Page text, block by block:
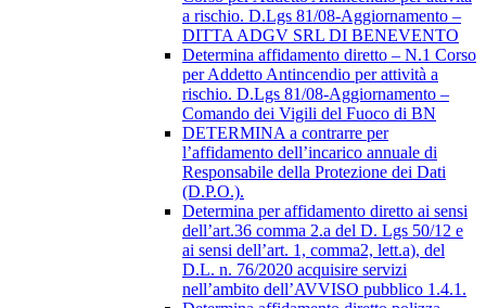
a rischio. D.Lgs 81/08-Aggiornamento –
DITTA ADGV SRL DI BENEVENTO
Determina affidamento diretto – N.1 Corso
per Addetto Antincendio per attività a
rischio. D.Lgs 81/08-Aggiornamento –
Comando dei Vigili del Fuoco di BN
DETERMINA a contrarre per
l’affidamento dell’incarico annuale di
Responsabile della Protezione dei Dati
(D.P.O.).
Determina per affidamento diretto ai sensi
dell’art.36 comma 2.a del D. Lgs 50/12 e
ai sensi dell’art. 1, comma2, lett.a), del
D.L. n. 76/2020 acquisire servizi
nell’ambito dell’AVVISO pubblico 1.4.1.